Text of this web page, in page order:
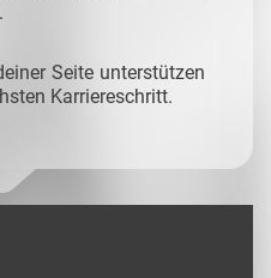
Seite unterstützen
Karriereschritt.